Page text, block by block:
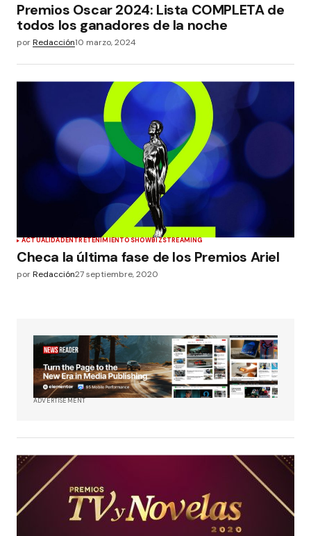
Premios Oscar 2024: Lista COMPLETA de
todos los ganadores de la noche
porRedacción10 marzo, 2024
ACTUALIDADENTRETENIMIENTO SHOWBIZSTREAMING
Checa la última fase de los Premios Ariel
porRedacción27 septiembre, 2020
ADVERTISEMENT